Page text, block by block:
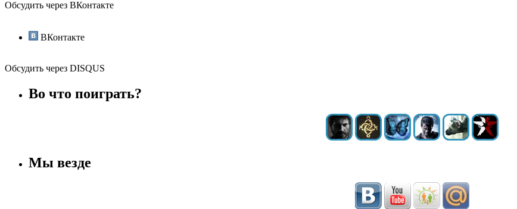
Обсудить через ВКонтакте
ВКонтакте
Обсудить через DISQUS
Во что поиграть?
Мы везде